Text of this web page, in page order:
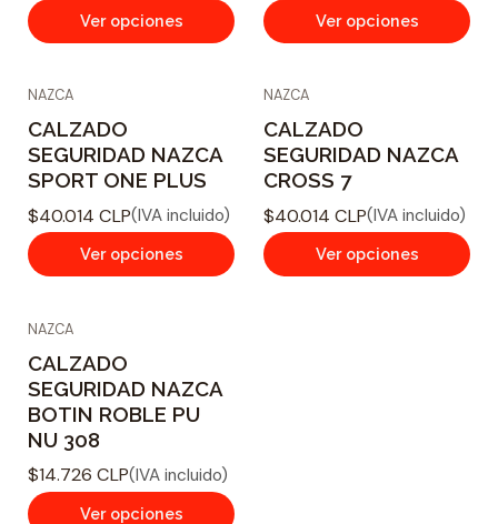
Ver opciones Ver opciones
NAZCA
CALZADO
SEGURIDAD NAZCA
SPORT ONE PLUS
$40.014 CLP(IVA incluido)
Ver opciones
NAZCA
CALZADO
SEGURIDAD NAZCA
CROSS 7
$40.014 CLP(IVA incluido)
Ver opciones
NAZCA
CALZADO
SEGURIDAD NAZCA
BOTIN ROBLE PU
NU 308
$14.726 CLP(IVA incluido)
Ver opciones